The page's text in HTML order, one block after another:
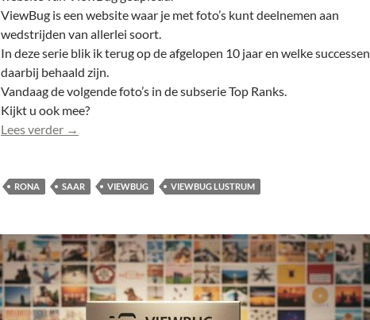
ViewBug is een website waar je met foto’s kunt deelnemen aan
wedstrijden van allerlei soort.
In deze serie blik ik terug op de afgelopen 10 jaar en welke successen
daarbij behaald zijn.
Vandaag de volgende foto’s in de subserie Top Ranks.
Kijkt u ook mee?
Lees verder De Top Ranks van 10 jaar ViewBug: 38 rankings
→
RONA SAAR VIEWBUG VIEWBUG LUSTRUM